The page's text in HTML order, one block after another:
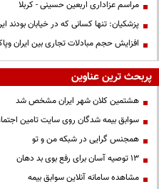
مراسم عزاداری اربعین حسینی - کربلا
پزشکیان: تنها کسانی که در خیابان بودند
افزایش حجم مبادلات تجاری بین ایران وپاکستان تا
پربحث ترین عناوین
هشتمین کلان شهر ایران مشخص شد
سوابق بیمه شدگان روی سایت تامین
همجنس گرایی در شبکه من و تو
13 توصیه آسان برای رفع بوی بد دهان
مشاهده سامانه آنلاين سوابق بیمه